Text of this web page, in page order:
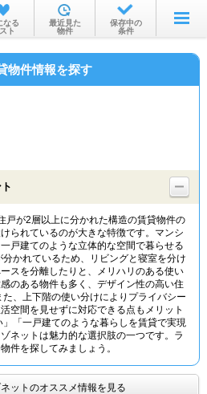
部屋を探す
沿線・駅から
物件特集から
TOP
なる
ト
最近見た
物件
保存中の
条件
物件情報を探す
戸が2層以上に分かれた構造の賃貸物件の
られているのが大きな特徴です。マンシ
戸建てのような立体的な空間で暮らせる
かれているため、リビングと寝室を分け
スを分離したりと、メリハリのある使い
のある物件も多く、デザイン性の高い住
、上下階の使い分けによりプライバシー
空間を見せずに対応できる点もメリット
「一戸建てのような暮らしを賃貸で実現
ネットは魅力的な選択肢の一つです。ラ
件を探してみましょう。
ットのオススメ情報を見る